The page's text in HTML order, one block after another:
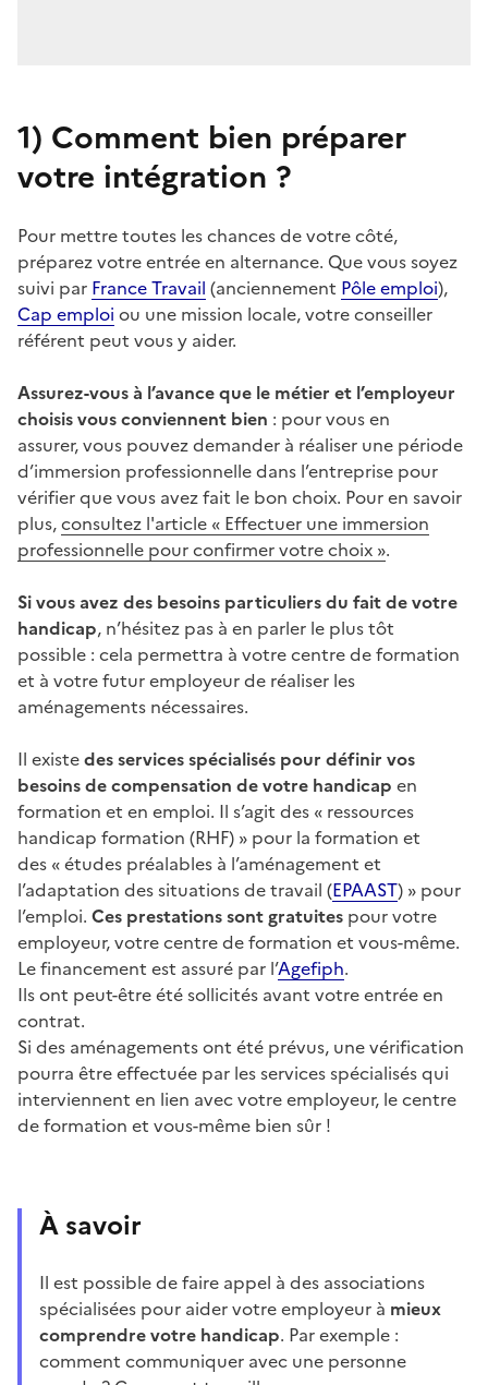
1) Comment bien préparer
votre intégration ?
Pour mettre toutes les chances de votre côté,
préparez votre entrée en alternance. Que vous soyez
suivi par France Travail (anciennement Pôle emploi),
Cap emploi ou une mission locale, votre conseiller
référent peut vous y aider.
Assurez-vous à l’avance que le métier et l’employeur
choisis vous conviennent bien : pour vous en
assurer, vous pouvez demander à réaliser une période
d’immersion professionnelle dans l’entreprise pour
vérifier que vous avez fait le bon choix. Pour en savoir
plus,consultez l'article « Effectuer une immersion
professionnelle pour confirmer votre choix ».
Si vous avez des besoins particuliers du fait de votre
handicap, n’hésitez pas à en parler le plus tôt
possible : cela permettra à votre centre de formation
et à votre futur employeur de réaliser les
aménagements nécessaires.
Il existedes services spécialisés pour définir vos
besoins de compensation de votre handicap en
formation et en emploi. Il s’agit des « ressources
handicap formation (RHF) » pour la formation et
des « études préalables à l’aménagement et
l’adaptation des situations de travail (EPAAST) » pour
l’emploi. Ces prestations sont gratuites pour votre
employeur, votre centre de formation et vous-même.
Le financement est assuré par l’Agefiph.
Ils ont peut-être été sollicités avant votre entrée en
contrat.
Si des aménagements ont été prévus, une vérification
pourra être effectuée par les services spécialisés qui
interviennent en lien avec votre employeur, le centre
de formation et vous-même bien sûr !
À savoir
Il est possible de faire appel à des associations
spécialisées pour aider votre employeur à mieux
comprendre votre handicap. Par exemple :
comment communiquer avec une personne